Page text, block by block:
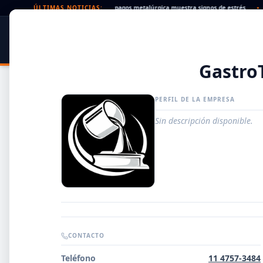
ÚLTIMAS NOTICIAS:
en alza: la cadena de pagos metalúrgica muestra signos de estrés •
DISTRIBUIDORES
PERFIL DE LA EMPRESA
Sin descripción disponible.
CONTACTO
Teléfono
11 4757-3484